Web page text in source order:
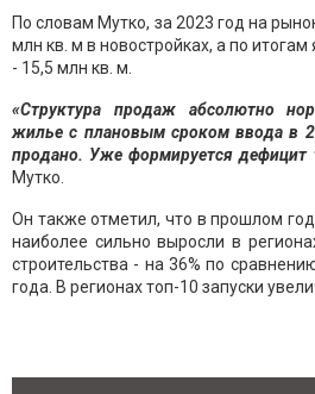
По словам Мутко, за 2023 год на
млн кв. м в новостройках, а по
- 15,5 млн кв. м.
«Структура продаж абсолютно
жилье с плановым сроком ввода в
продано. Уже формируется дефицит
Мутко.
Он также отметил, что в прошлом
наиболее сильно выросли в
строительства - на 36% по
года. В регионах топ-10 запуски